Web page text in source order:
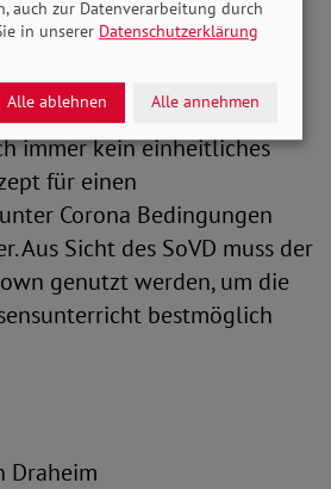
der SoVD mit Sorge auf die
„Seit Beginn der
Monaten vergangen und
immer kein einheitliches
für einen
Corona Bedingungen
Aus Sicht des SoVD muss der
genutzt werden, um die
bestmöglich
Draheim
auch zur Datenverarbeitung durch
in unserer Datenschutzerklärung
Alle ablehnen Alle annehmen